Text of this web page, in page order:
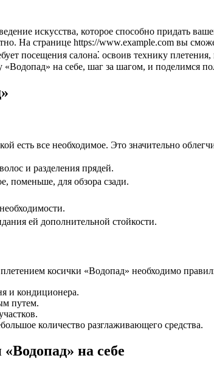
На странице https://www.example.com вы
посещения салона⁚ освоив технику
на себе, шаг за шагом, и поделимся
есть все необходимое. Это значительно
и разделения прядей.
поменьше, для обзора сзади.
ей дополнительной стойкости.
косички «Водопад» необходимо
и кондиционера.
путем.
количество разглаживающего средства.
на себе